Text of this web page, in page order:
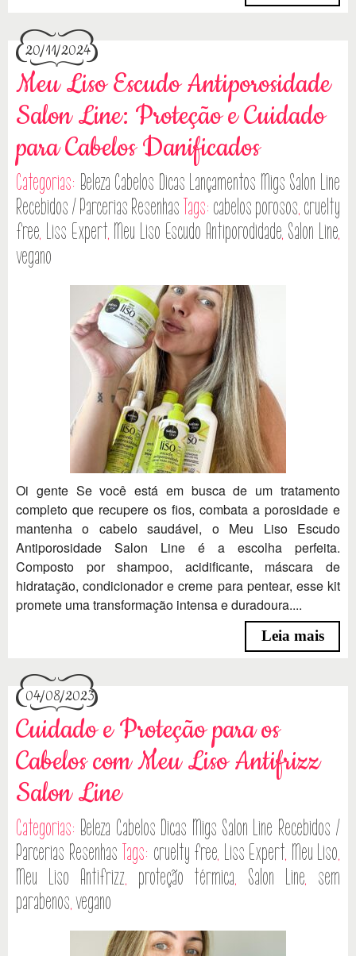
20/11/2024
Meu Liso Escudo Antiporosidade
Salon Line: Proteção e Cuidado
para Cabelos Danificados
Categorias: Beleza Cabelos Dicas Lançamentos Migs Salon Line
Recebidos / Parcerias Resenhas Tags: cabelos porosos, cruelty
free, Liss Expert, Meu Liso Escudo Antiporodidade, Salon Line,
vegano
Oi gente Se você está em busca de um tratamento
completo que recupere os fios, combata a porosidade e
mantenha o cabelo saudável, o Meu Liso Escudo
Antiporosidade Salon Line é a escolha perfeita.
Composto por shampoo, acidificante, máscara de
hidratação, condicionador e creme para pentear, esse kit
promete uma transformação intensa e duradoura....
Leia mais
04/08/2023
Cuidado e Proteção para os
Cabelos com Meu Liso Antifrizz
Salon Line
Categorias: Beleza Cabelos Dicas Migs Salon Line Recebidos /
Parcerias Resenhas Tags: cruelty free, Liss Expert, Meu Liso,
Meu Liso Antifrizz, proteção térmica, Salon Line, sem
parabenos,vegano